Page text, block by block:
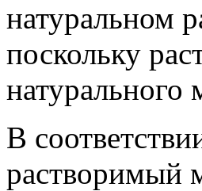
натуральном
поскольку
натурального
В
растворимый